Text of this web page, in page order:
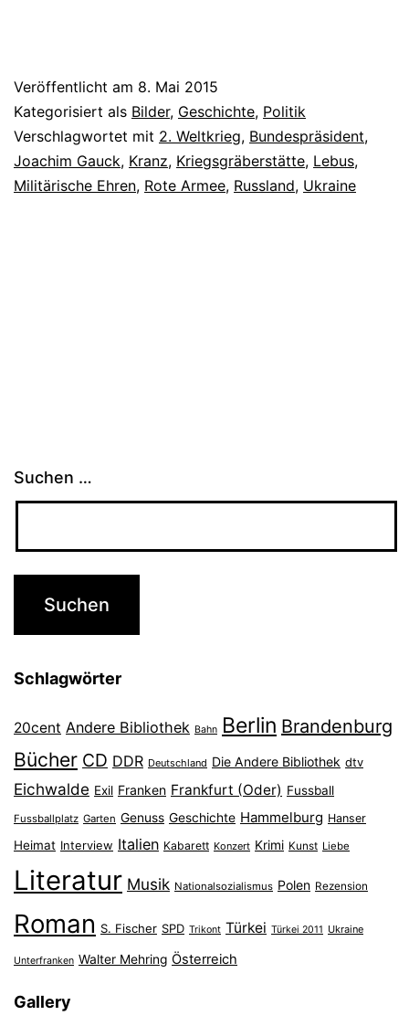
Veröffentlicht am 8. Mai 2015
Kategorisiert als Bilder, Geschichte, Politik
Verschlagwortet mit 2. Weltkrieg, Bundespräsident,
Joachim Gauck, Kranz, Kriegsgräberstätte, Lebus,
Militärische Ehren, Rote Armee, Russland, Ukraine
Suchen …
Schlagwörter
20cent Andere Bibliothek Bahn Berlin Brandenburg
Bücher CD DDR Deutschland Die Andere Bibliothek dtv
Eichwalde Exil Franken Frankfurt (Oder) Fussball
Fussballplatz Garten Genuss Geschichte Hammelburg Hanser
Heimat Interview Italien Kabarett Konzert Krimi Kunst Liebe
Literatur Musik Nationalsozialismus Polen Rezension
Roman S. Fischer SPD Trikont Türkei Türkei 2011 Ukraine
Unterfranken Walter Mehring Österreich
Gallery